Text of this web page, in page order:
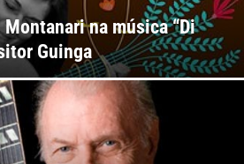
na música “Di
Guinga